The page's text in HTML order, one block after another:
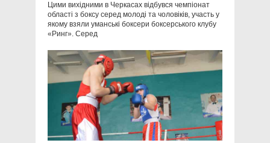
Цими вихідними в Черкасах відбувся чемпіонат
області з боксу серед молоді та чоловіків, участь у
якому взяли уманські боксери боксерського клубу
«Ринг». Серед